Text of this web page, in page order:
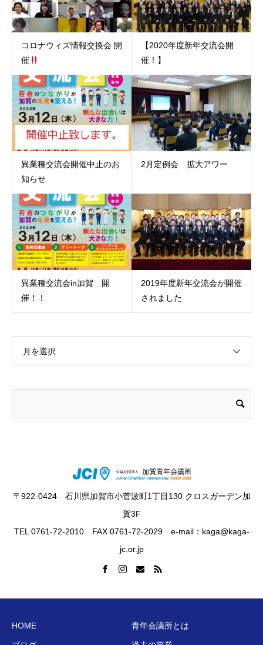
コロナウィズ情報交換会 開
催
【2020年度新年交流会開
催！】
異業種交流会開催中止のお
知らせ
2月定例会 拡大アワー
異業種交流会in加賀 開
催！！
2019年度新年交流会が開催
されました
月を選択
〒922-0424 石川県加賀市小菅波町1丁目130 クロスガーデン加
賀3F
TEL 0761-72-2010 FAX 0761-72-2029 e-mail：kaga@kaga-
jc.or.jp
HOME 青年会議所とは